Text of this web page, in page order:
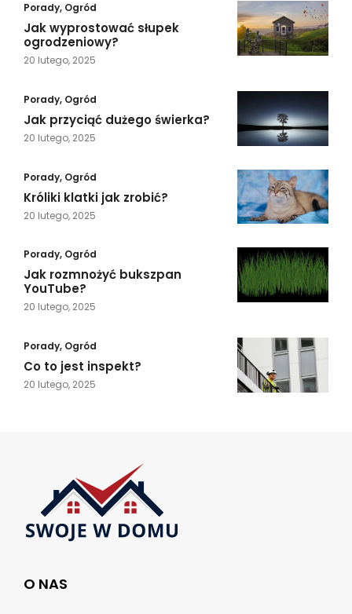
Porady, Ogród
Jak wyprostować słupek
ogrodzeniowy?
20 lutego, 2025
Porady, Ogród
Jak przyciąć dużego świerka?
20 lutego, 2025
Porady, Ogród
Króliki klatki jak zrobić?
20 lutego, 2025
Porady, Ogród
Jak rozmnożyć bukszpan
YouTube?
20 lutego, 2025
Porady, Ogród
Co to jest inspekt?
20 lutego, 2025
O NAS